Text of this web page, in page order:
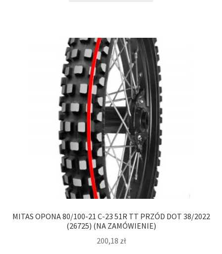
MITAS OPONA 80/100-21 C-23 51R TT PRZÓD DOT 38/2022
(26725) (NA ZAMÓWIENIE)
200,18 zł